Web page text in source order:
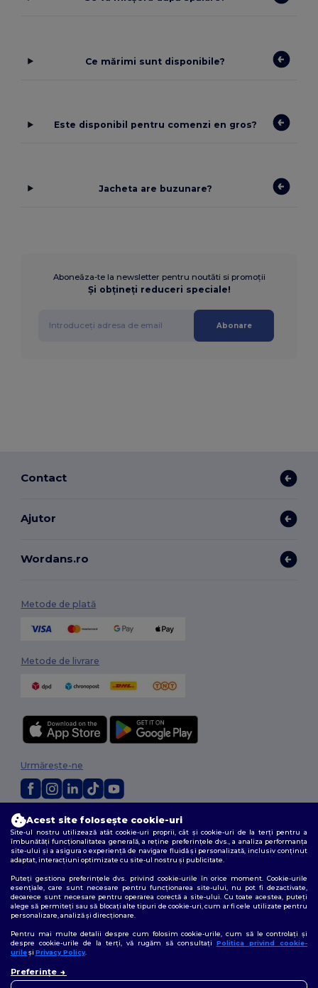
Ce mărimi sunt disponibile?
Este disponibil pentru comenzi en gros?
Jacheta are buzunare?
Aboneăza-te la newsletter pentru noutăti si promoții
Și obțineți reduceri speciale!
Abonare
Contact
Ajutor
Wordans.ro
Metode de plată
Metode de livrare
2026. Toate drepturile rezervate
Termeni și condiții| Politica de confidențialitate|Politica privind cookie-
urile|Sitemap
Urmărește-ne
Acest site folosește cookie-uri
Site-ul nostru utilizează atât cookie-uri proprii, cât și cookie-uri de la terți pentru a
îmbunătăți funcționalitatea generală, a reține preferințele dvs., a analiza performanța
site-ului și a asigura o experiență de navigare fluidă și personalizată, inclusiv conținut
adaptat, interacțiuni optimizate cu site-ul nostru și publicitate.
Puteți gestiona preferințele dvs. privind cookie-urile în orice moment. Cookie-urile
esențiale, care sunt necesare pentru funcționarea site-ului, nu pot fi dezactivate,
deoarece sunt necesare pentru operarea corectă a site-ului. Cu toate acestea, puteți
alege să permiteți sau să blocați alte tipuri de cookie-uri, cum ar fi cele utilizate pentru
personalizare, analiză și direcționare.
Pentru mai multe detalii despre cum folosim cookie-urile, cum să le controlați și
despre cookie-urile de la terți, vă rugăm să consultați Politica privind cookie-
urileși Privacy Policy.
Preferințe